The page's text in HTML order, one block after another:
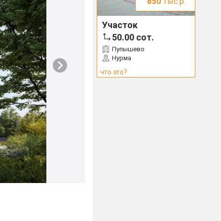
Участок
50.00 сот.
Пупышево
Нурма
что это?